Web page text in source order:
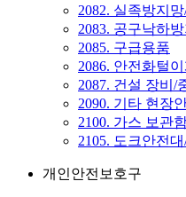
2082. 실족방지
2083. 공구낙하
2085. 구급용품
2086. 안전화털이
2087. 건설 장비/
2090. 기타 현장
2100. 가스 보관
2105. 도크안전
개인안전보호구